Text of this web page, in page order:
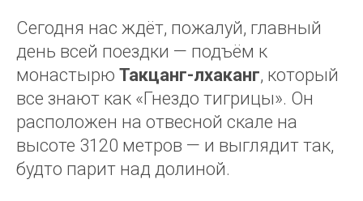
Сегодня нас ждёт, пожалуй, главный
день всей поездки — подъём к
монастырю Такцанг-лхаканг, который
все знают как «Гнездо тигрицы». Он
расположен на отвесной скале на
высоте 3120 метров — и выглядит так,
будто парит над долиной.